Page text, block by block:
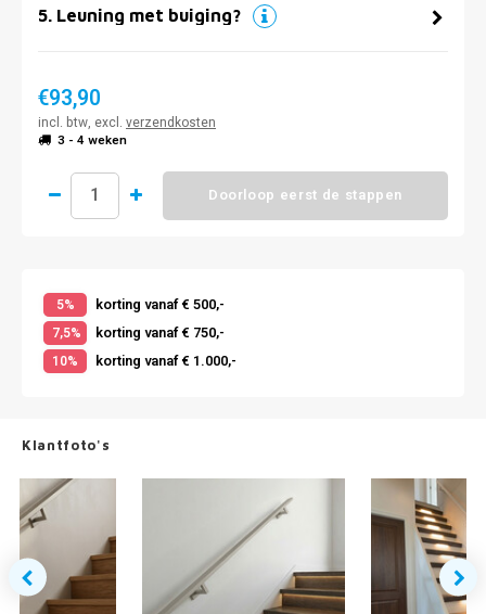
5. Leuning met buiging?
€93,90
incl. btw, excl. verzendkosten
3 - 4 weken
Doorloop eerst de stappen
5% korting vanaf € 500,-
7,5% korting vanaf € 750,-
10% korting vanaf € 1.000,-
Klantfoto's